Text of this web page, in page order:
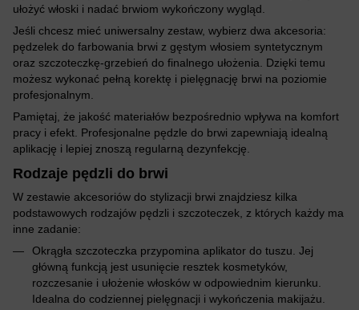
ułożyć włoski i nadać brwiom wykończony wygląd.
Jeśli chcesz mieć uniwersalny zestaw, wybierz dwa akcesoria:
pędzelek do farbowania brwi z gęstym włosiem syntetycznym
oraz szczoteczkę-grzebień do finalnego ułożenia. Dzięki temu
możesz wykonać pełną korektę i pielęgnację brwi na poziomie
profesjonalnym.
Pamiętaj, że jakość materiałów bezpośrednio wpływa na komfort
pracy i efekt. Profesjonalne pędzle do brwi zapewniają idealną
aplikację i lepiej znoszą regularną dezynfekcję.
Rodzaje pędzli do brwi
W zestawie akcesoriów do stylizacji brwi znajdziesz kilka
podstawowych rodzajów pędzli i szczoteczek, z których każdy ma
inne zadanie:
Okrągła szczoteczka przypomina aplikator do tuszu. Jej
główną funkcją jest usunięcie resztek kosmetyków,
rozczesanie i ułożenie włosków w odpowiednim kierunku.
Idealna do codziennej pielęgnacji i wykończenia makijażu.